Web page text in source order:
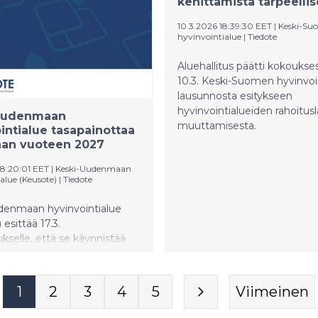
tasapainottaa
vuoteen 2027
EET | Keski-Uudenmaan
(Keusote) | Tiedote
hyvinvointialue
17.3.
että se käynnistää
tavoitellaan säästöjä
ja 2027. Toimenpiteet
valtion
10.3.2026 18:39:30 EET | Keski-
hyvinvointialue | Tiedote
Aluehallitus päätti
10.3. Keski-Suomen
lausunnosta esitykseen
hyvinvointialueiden
muuttamisesta.
1 2 3 4 5 Viimeinen